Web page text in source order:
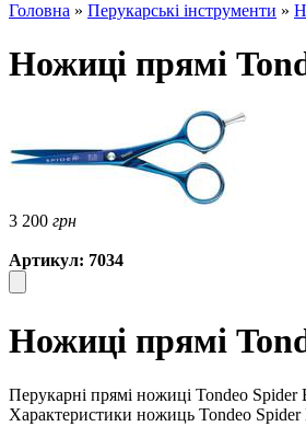
Головна » Перукарські інструменти »
Ножиці прямі
3 200 грн
Артикул: 7034
Ножиці прямі
Перукарні прямі ножиці Tondeo Spider
Характеристики ножиць Tondeo Spider